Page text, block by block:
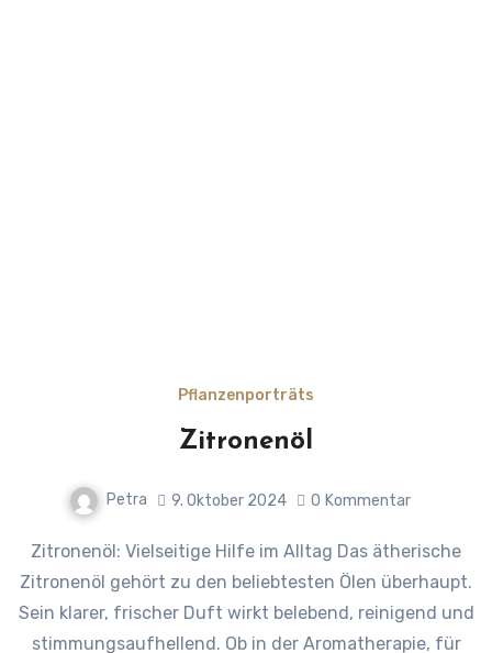
Pflanzenporträts
Zitronenöl
Petra 9. Oktober 2024 0 Kommentar
Zitronenöl: Vielseitige Hilfe im Alltag Das ätherische
Zitronenöl gehört zu den beliebtesten Ölen überhaupt.
Sein klarer, frischer Duft wirkt belebend, reinigend und
stimmungsaufhellend. Ob in der Aromatherapie, für